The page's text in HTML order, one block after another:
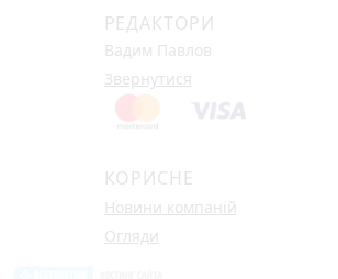
РЕДАКТОРИ
Вадим Павлов
Звернутися
КОРИСНЕ
Новини компаній
Огляди